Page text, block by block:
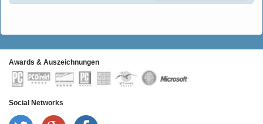
Awards & Auszeichnungen
Social Networks